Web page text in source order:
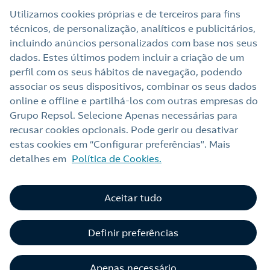
Links Úteis
Nota legal
Política de privacidade
Política de cookies
Termos e Condições My Repsol
Alerta por fraude
Livro de Reclamações Online
Canal de Ética e Conformidade
Utilizamos cookies próprias e de terceiros para fins
técnicos, de personalização, analíticos e publicitários,
incluindo anúncios personalizados com base nos seus
dados. Estes últimos podem incluir a criação de um
perfil com os seus hábitos de navegação, podendo
associar os seus dispositivos, combinar os seus dados
online e offline e partilhá‑los com outras empresas do
Grupo Repsol. Selecione Apenas necessárias para
recusar cookies opcionais. Pode gerir ou desativar
estas cookies em “Configurar preferências”. Mais
detalhes em Política de Cookies.
Definir preferências
Apenas necessário
Aceitar tudo